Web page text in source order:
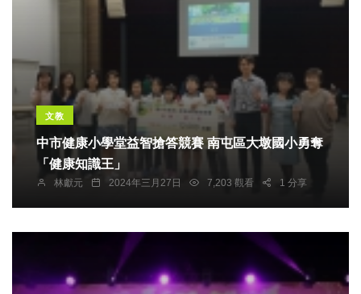
文教
中市健康小學堂益智搶答競賽 南屯區大墩國小勇奪
「健康知識王」
林獻元 2024年三月27日 7,203 觀看 1 分享